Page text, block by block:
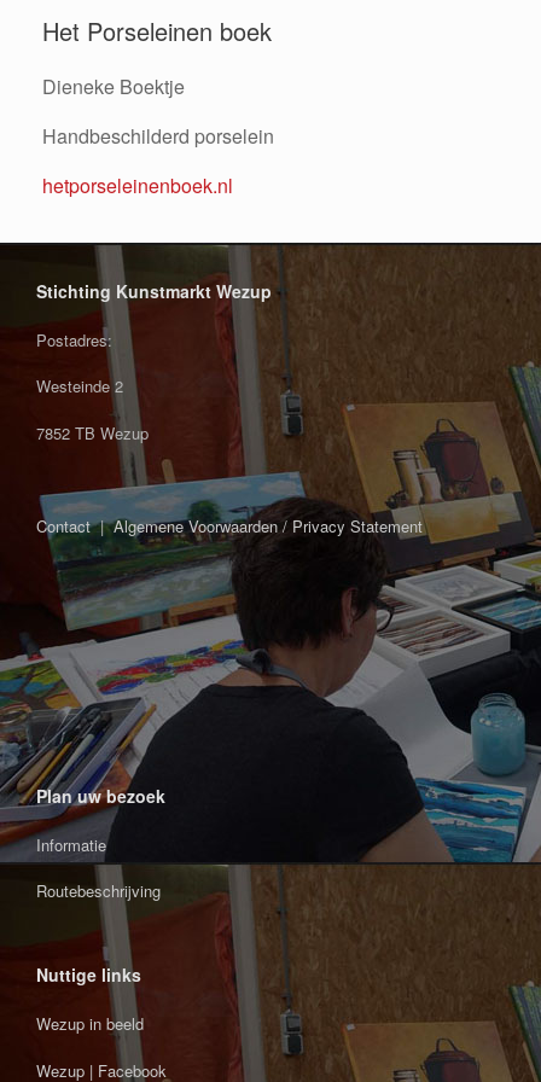
Het Porseleinen boek
Dieneke Boektje
Handbeschilderd porselein
hetporseleinenboek.nl
Stichting Kunstmarkt Wezup
Postadres:
Westeinde 2
7852 TB Wezup
Contact|Algemene Voorwaarden / Privacy Statement
Plan uw bezoek
Informatie
Routebeschrijving
Nuttige links
Wezup in beeld
Wezup | Facebook